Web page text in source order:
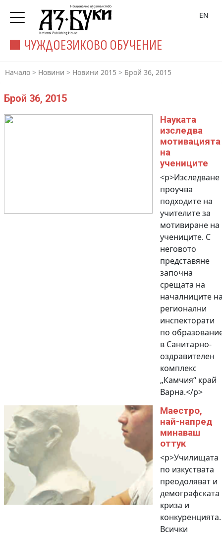
ЧУЖДОЕЗИКОВО ОБУЧЕНИЕ
EN
Начало > Новини > Новини 2015 > Брой 36, 2015
Брой 36, 2015
Науката
изследва
мотивацията
на
учениците
<p>Изследване
проучва
подходите на
учителите за
мотивиране на
учениците. С
неговото
представяне
започна
срещата на
началниците
регионални
инспекторати
по
в Санитарно-
оздравителен
комплекс
„Камчия“ край
Варна.</p>
Маестро,
най-напред
минаваш
оттук
<p>Училищата
по изкуствата
преодоляват и
демографската
криза и
конкуренцията.
Всички